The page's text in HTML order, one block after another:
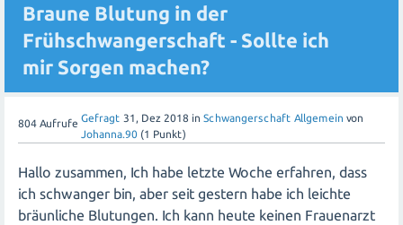
Braune Blutung in der
Frühschwangerschaft - Sollte ich
mir Sorgen machen?
804 Aufrufe Gefragt 31, Dez 2018 in Schwangerschaft Allgemein von
Johanna.90 (1 Punkt)
Hallo zusammen, Ich habe letzte Woche erfahren, dass
ich schwanger bin, aber seit gestern habe ich leichte
bräunliche Blutungen. Ich kann heute keinen Frauenarzt